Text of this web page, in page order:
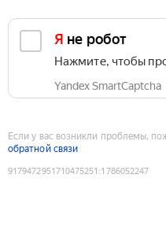
Я не робот
Нажмите, чтобы
Yandex SmartCaptcha
Если у вас возникли проблемы,
обратной связи
9179472951710475251 :1786052247